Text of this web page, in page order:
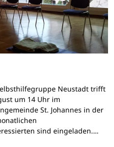
Neustadt trifft
um 14 Uhr im
St. Johannes in der
sind eingeladen.…